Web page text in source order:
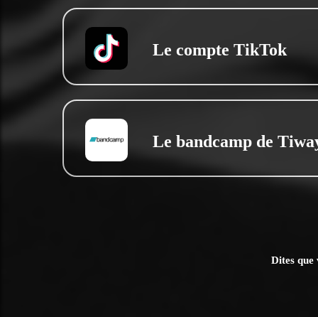
Le compte TikTok
Le bandcamp de
Dites que